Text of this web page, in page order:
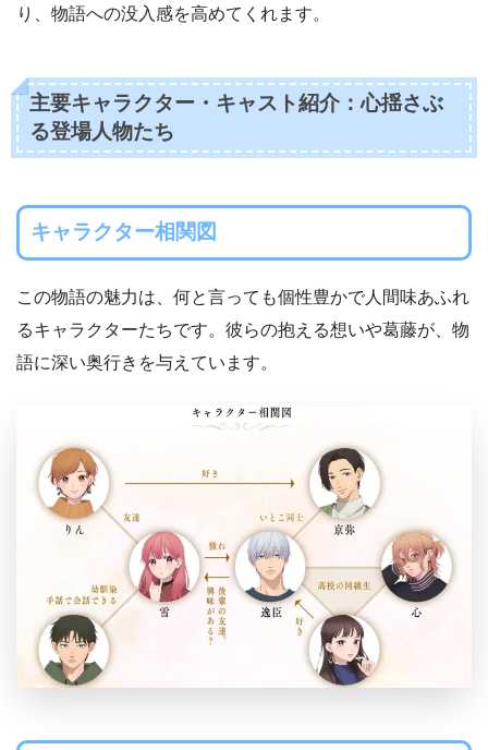
り、物語への没入感を高めてくれます。
主要キャラクター・キャスト紹介：心揺さぶ
る登場人物たち
キャラクター相関図
この物語の魅力は、何と言っても個性豊かで人間味あふれ
るキャラクターたちです。彼らの抱える想いや葛藤が、物
語に深い奥行きを与えています。